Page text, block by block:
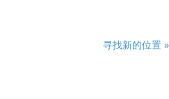
寻找新的位置 »